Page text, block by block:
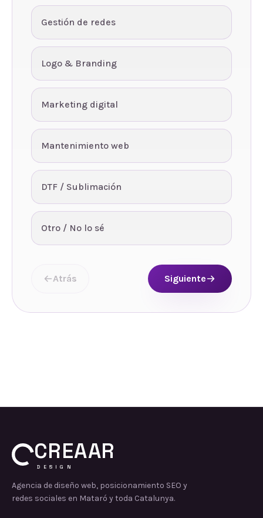
Gestión de redes
Logo & Branding
Marketing digital
Mantenimiento web
DTF / Sublimación
Otro / No lo sé
Atrás Siguiente
CREAAR
DESIGN
Agencia de diseño web, posicionamiento SEO y
redes sociales en Mataró y toda Catalunya.